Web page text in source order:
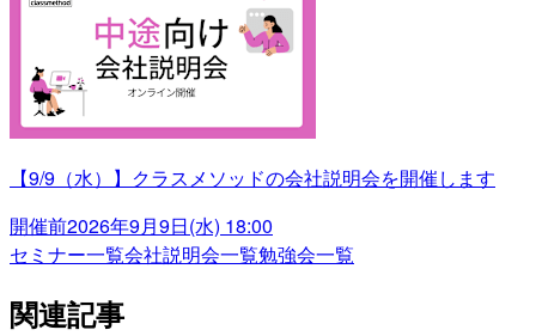
【9/9（水）】クラスメソッドの会社説明会を開催します
開催前2026年9月9日(水) 18:00
セミナー一覧会社説明会一覧勉強会一覧
関連記事